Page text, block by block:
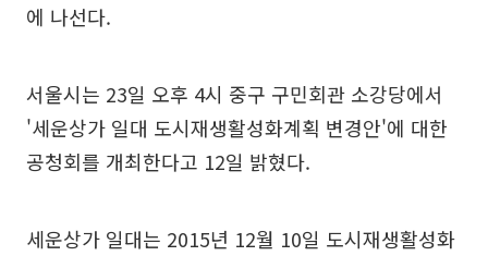
에 나선다.
서울시는 23일 오후 4시 중구 구민회관 소강당에서
'세운상가 일대 도시재생활성화계획 변경안'에 대한
공청회를 개최한다고 12일 밝혔다.
세운상가 일대는 2015년 12월 10일 도시재생활성화